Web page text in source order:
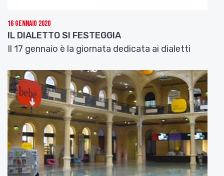
questa una gara per chi seguirà il festival!
Un saluto da Valeria Cicala.
16 Gennaio 2020
IL DIALETTO SI FESTEGGIA
Il 17 gennaio è la giornata dedicata ai dialetti